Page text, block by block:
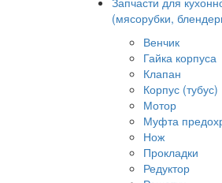
(мясорубки,
Венчик
Гайка корпуса
Клапан
Корпус (тубус)
Мотор
Муфта
Нож
Прокладки
Редуктор